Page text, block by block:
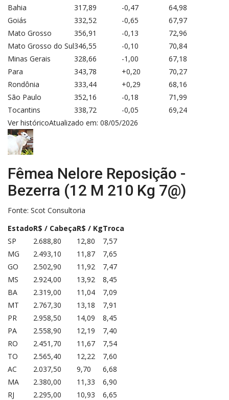
Bahia
317,89 -0,47
64,98
Goiás
332,52 -0,65
67,97
Mato Grosso
356,91 -0,13
72,96
Mato Grosso do Sul346,55 -0,10
70,84
Minas Gerais
328,66 -1,00
67,18
Para
343,78 +0,20
70,27
Rondônia
333,44 +0,29
68,16
São Paulo
352,16 -0,18
71,99
Tocantins
338,72 -0,05
69,24
Ver históricoAtualizado em: 08/05/2026
Fêmea Nelore Reposição -
Bezerra (12 M 210 Kg 7@)
Fonte: Scot Consultoria
EstadoR$ / CabeçaR$ / KgTroca
SP
2.688,80 12,80
7,57
MG
2.493,10 11,87
7,65
GO
2.502,90 11,92
7,47
MS
2.924,00 13,92
8,45
BA
2.319,00 11,04
7,09
MT
2.767,30 13,18
7,91
PR
2.958,50 14,09
8,45
PA
2.558,90 12,19
7,40
RO
2.451,70 11,67
7,54
TO
2.565,40 12,22
7,60
AC
2.037,50 9,70
6,68
MA
2.380,00 11,33
6,90
RJ
2.295,00 10,93
6,65